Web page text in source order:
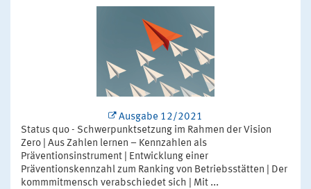
Ausgabe 12/2021
Status quo - Schwerpunktsetzung im Rahmen der Vision
Zero | Aus Zahlen lernen – Kennzahlen als
Präventionsinstrument | Entwicklung einer
Präventionskennzahl zum Ranking von Betriebsstätten | Der
kommmitmensch verabschiedet sich | Mit ...